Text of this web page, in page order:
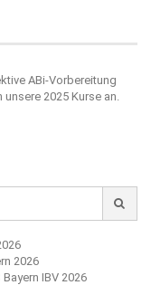
ABi-Vorbereitung
2025 Kurse an.
2026
IBV 2026